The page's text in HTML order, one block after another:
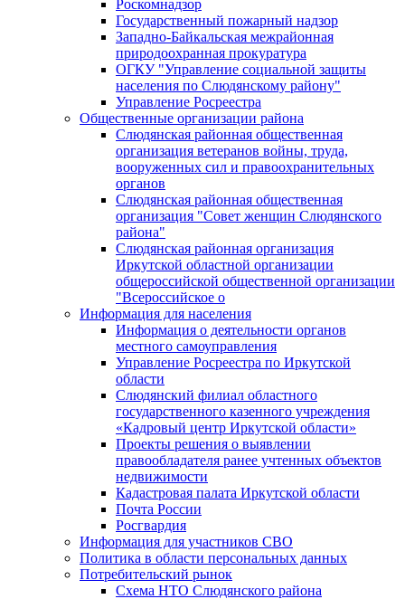
Роскомнадзор
Государственный пожарный надзор
Западно-Байкальская межрайонная
природоохранная прокуратура
ОГКУ "Управление социальной защиты
населения по Слюдянскому району"
Управление Росреестра
Общественные организации района
Слюдянская районная общественная
организация ветеранов войны, труда,
вооруженных сил и правоохранительных
органов
Слюдянская районная общественная
организация "Совет женщин Слюдянского
района"
Слюдянская районная организация
Иркутской областной организации
общероссийской общественной организации
"Всероссийское о
Информация для населения
Информация о деятельности органов
местного самоуправления
Управление Росреестра по Иркутской
области
Слюдянский филиал областного
государственного казенного учреждения
«Кадровый центр Иркутской области»
Проекты решения о выявлении
правообладателя ранее учтенных объектов
недвижимости
Кадастровая палата Иркутской области
Почта России
Росгвардия
Информация для участников СВО
Политика в области персональных данных
Потребительский рынок
Схема НТО Слюдянского района